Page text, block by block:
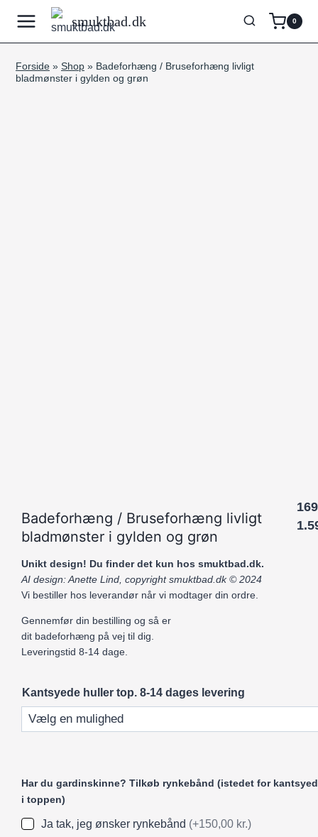
indhold
smuktbad.dk 0
Forside » Shop » Badeforhæng / Bruseforhæng livligt
bladmønster i gylden og grøn
Badeforhæng / Bruseforhæng livligt
bladmønster i gylden og grøn
Unikt design! Du finder det kun hos smuktbad.dk.
AI design: Anette Lind, copyright smuktbad.dk © 2024
Vi bestiller hos leverandør når vi modtager din ordre.
Gennemfør din bestilling og så er
dit badeforhæng på vej til dig.
Leveringstid 8-14 dage.
Kantsyede huller top. 8-14 dages levering
Har du gardinskinne? Tilkøb rynkebånd (istedet for
i toppen)
Ja tak, jeg ønsker rynkebånd (+150,00 kr.)